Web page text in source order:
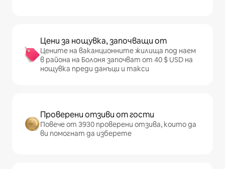
Цени за нощувка, започващи от
Цените на ваканционните жилища под наем
в района на Болоня започват от 40 $ USD на
нощувка преди данъци и такси
Проверени отзиви от гости
Повече от 3930 проверени отзива, които да
ви помогнат да изберете